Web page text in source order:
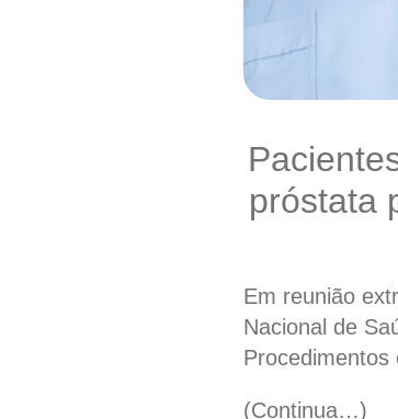
próstata
Em reunião
Nacional de
(Continua…)